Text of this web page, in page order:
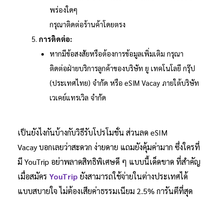
พร่องใดๆ
กรุณาติดต่อร้านค้าโดยตรง
การติดต่อ:
หากมีข้อสงสัยหรือต้องการข้อมูลเพิ่มเติม กรุณา
ติดต่อฝ่ายบริการลูกค้าของบริษัท ยู เทคโนโลยี กรุ๊ป
(ประเทศไทย) จำกัด หรือ eSIM Vacay ภายใต้บริษัท
เวเคย์แทรเวิล จำกัด
เป็นยังไงกันบ้างกับวิธีรับโปรโมชั่น ส่วนลด eSIM
Vacay บอกเลยว่าสะดวก ง่ายดาย แถมยังคุ้มค่ามาก ซึ่งใครที่
มี YouTrip อย่าพลาดสิทธิพิเศษดี ๆ แบบนี้เด็ดขาด ที่สำคัญ
เมื่อสมัคร YouTrip ยังสามารถใช้จ่ายในต่างประเทศได้
แบบสบายใจ ไม่ต้องเสียค่าธรรมเนียม 2.5% การันตีที่สุด